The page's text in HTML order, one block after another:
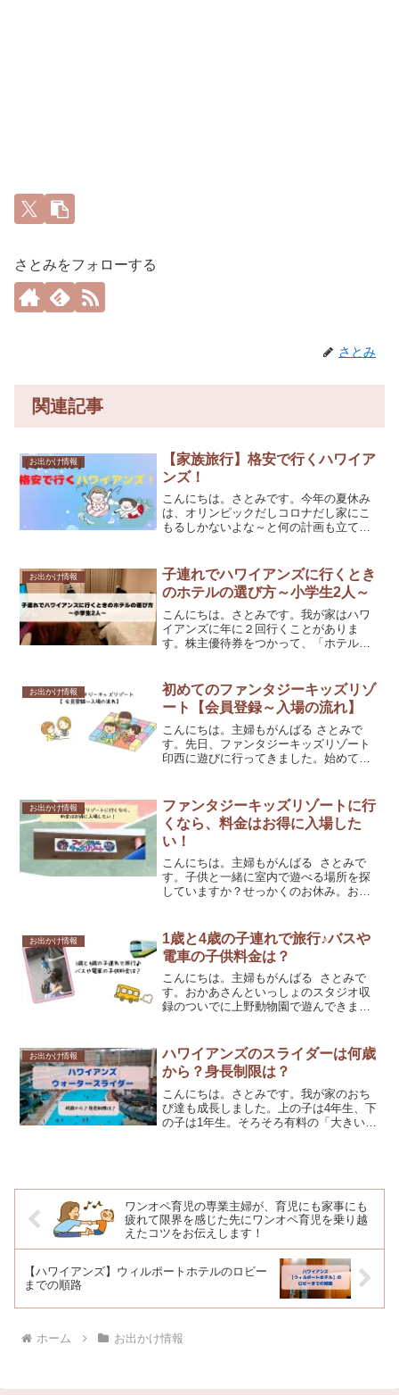
さとみをフォローする
さとみ
関連記事
お出かけ情報
【家族旅行】格安で行くハワイア
ンズ！
こんにちは。さとみです。今年の夏休み
は、オリンピックだしコロナだし家にこ
もるしかないよな～と何の計画も立てず
人ともYouTubeばかり見て１日が終わっ
ちゃってるんじゃな...
お出かけ情報
子連れでハワイアンズに行くとき
のホテルの選び方～小学生2人～
こんにちは。さとみです。我が家はハワ
イアンズに年に２回行くことがありま
す。株主優待券をつかって、「ホテルハ
ていました。２日間みっちり遊べること
や、ホテル宿泊者は夜のショ...
お出かけ情報
初めてのファンタジーキッズリゾ
ート【会員登録～入場の流れ】
こんにちは。主婦もがんばる さとみで
す。先日、ファンタジーキッズリゾート
印西に遊びに行ってきました。始めてっ
行ってきてください～新規会員の手続き
ファンタジーキッズリゾ...
お出かけ情報
ファンタジーキッズリゾートに行
くなら、料金はお得に入場した
い！
こんにちは。主婦もがんばる さとみで
す。子供と一緒に室内で遊べる場所を探
していますか？せっかくのお休み。お出
楽しみにしていたお子さんはガッカリで
すよね。でも、室内なら...
お出かけ情報
1歳と4歳の子連れで旅行♪バスや
電車の子供料金は？
こんにちは。主婦もがんばる さとみで
す。おかあさんといっしょのスタジオ収
録のついでに上野動物園で遊んできまし
からないけど。どっちにしても、どこに
行っても混んでいました...
お出かけ情報
ハワイアンズのスライダーは何歳
から？身長制限は？
こんにちは。さとみです。我が家のおち
び達も成長しました。上の子は4年生、下
の子は1年生。そろそろ有料の「大きいウ
ワンオペ育児の専業主婦が、育児にも家事にも
疲れて限界を感じた先にワンオペ育児を乗り越
えたコツをお伝えします！
【ハワイアンズ】ウィルポートホテルのロビー
までの順路
ホーム お出かけ情報